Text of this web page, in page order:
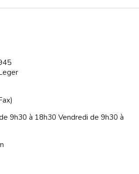
9h30 à 18h30 Vendredi de 9h30 à